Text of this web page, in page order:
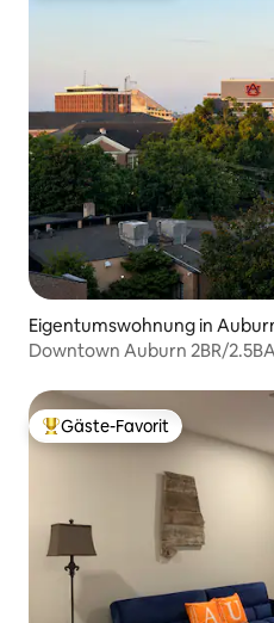
Eigentumswohnung in
Downtown Auburn 2BR/
Beliebter Gäste-Favorit.
Gäste-Favorit